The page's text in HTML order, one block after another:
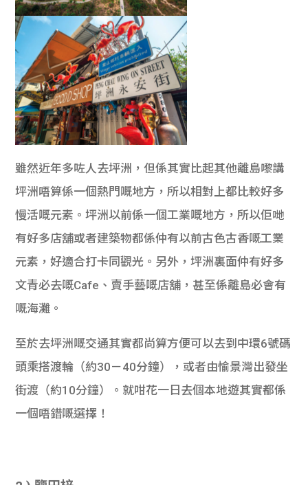
雖然近年多咗人去坪洲，但係其實比起其他離島嚟講
坪洲唔算係一個熱門嘅地方，所以相對上都比較好多
慢活嘅元素。坪洲以前係一個工業嘅地方，所以佢哋
有好多店舖或者建築物都係仲有以前古色古香嘅工業
元素，好適合打卡同觀光。另外，坪洲裏面仲有好多
文青必去嘅Cafe、賣手藝嘅店舖，甚至係離島必會有
嘅海灘。
至於去坪洲嘅交通其實都尚算方便可以去到中環6號碼
頭乘搭渡輪（約30－40分鐘），或者由愉景灣出發坐
街渡（約10分鐘）。就咁花一日去個本地遊其實都係
一個唔錯嘅選擇！